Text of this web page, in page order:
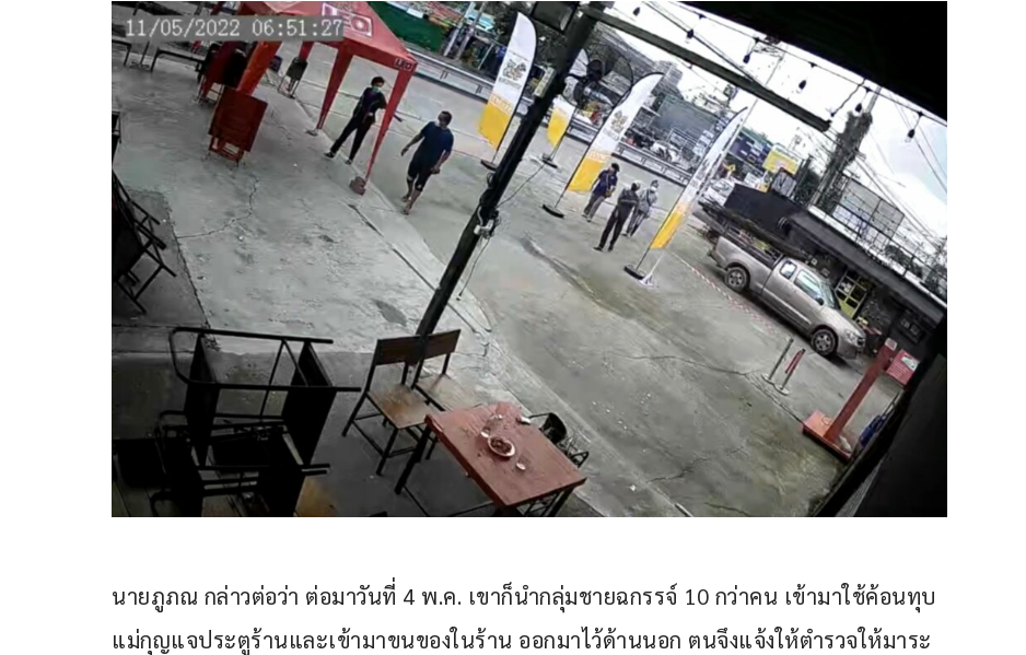
นายภูภณ กล่าวต่อว่า ต่อมาวันที่ 4 พ.ค. เขาก็นำกลุ่มชายฉกรรจ์ 10 กว่าคน เข้ามาใช้ค้อนทุบ
แม่กุญแจประตูร้านและเข้ามาขนของในร้าน ออกมาไว้ด้านนอก ตนจึงแจ้งให้ตำรวจให้มาระ